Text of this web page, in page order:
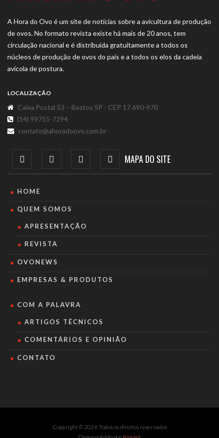
A Hora do Ovo é um site de notícias sobre a avicultura de produção
de ovos. No formato revista existe há mais de 20 anos, tem
circulação nacional e é distribuída gratuitamente a todos os
núcleos de produção de ovos do país e a todos os elos da cadeia
avícola de postura.
LOCALIZAÇÃO
Caixa Postal 53 – Bastos SP - CEP 17.690-970
(14) 99755-7294
contato@ahoradoovo.com.br
MAPA DO SITE
HOME
QUEM SOMOS
APRESENTAÇÃO
REVISTA
OVONEWS
EMPRESAS & PRODUTOS
COM A PALAVRA
ARTIGOS TÉCNICOS
COMENTÁRIOS E OPINIÃO
CONTATO
Copyright © 2026 Todos os direitos reservados